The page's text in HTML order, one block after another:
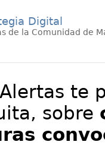
Digital
de la Comunidad de
te
sobre